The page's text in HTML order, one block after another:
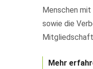
Menschen mit
sowie die
Mitgliedschaft
Mehr